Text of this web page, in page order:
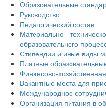
Образовательные
Руководство
Педагогический состав
Материально -
образовательного
Стипендии и иные виды
Платные
Финансово-
Вакантные места для
Международное
Организация питания в